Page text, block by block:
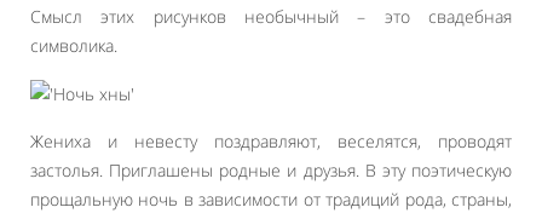
Смысл этих рисунков необычный – это свадебная
символика.
Жениха и невесту поздравляют, веселятся, проводят
застолья. Приглашены родные и друзья. В эту поэтическую
прощальную ночь в зависимости от традиций рода, страны,